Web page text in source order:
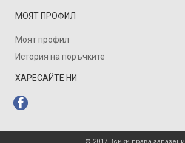
МОЯТ ПРОФИЛ
Моят профил
История на поръчките
ХАРЕСАЙТЕ НИ